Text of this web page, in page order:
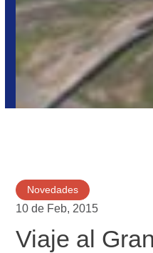
Novedades
10 de Feb, 2015
Viaje al